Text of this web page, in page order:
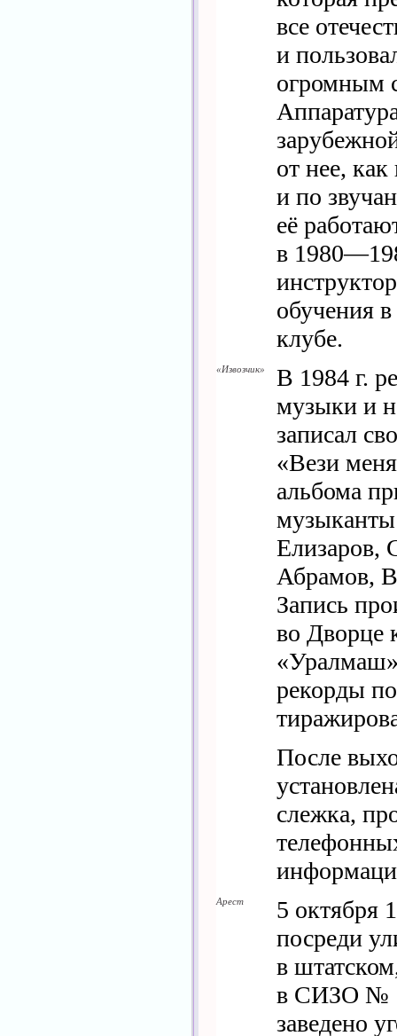
все
и
огромным
от нее,
и по
её
в
обучения
клубе.
«Извозчик»
В 1984 г.
музыки и
записал
«Вези
альбома
Абрамов,
Запись
во Дворце
рекорды
После
слежка,
Арест
5 октября
посреди
в
в СИЗО № 1
заведено